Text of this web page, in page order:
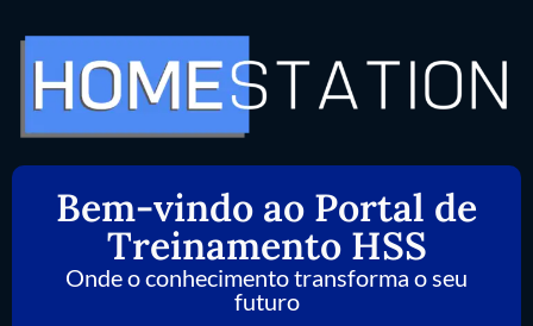
Bem-vindo ao Portal de
Treinamento HSS
Onde o conhecimento transforma o seu
futuro